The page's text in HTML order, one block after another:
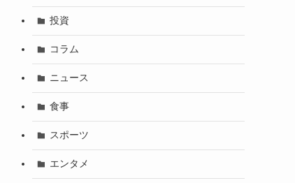
投資
コラム
ニュース
食事
スポーツ
エンタメ